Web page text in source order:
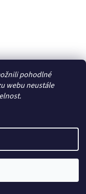
pohodlné
webu neustále
řízení, servo
1761
B: přepážka,